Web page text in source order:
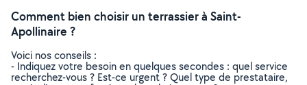
Comment bien choisir un terrassier à Saint-
Apollinaire ?
Voici nos conseils :
- Indiquez votre besoin en quelques secondes : quel service
recherchez-vous ? Est-ce urgent ? Quel type de prestataire,